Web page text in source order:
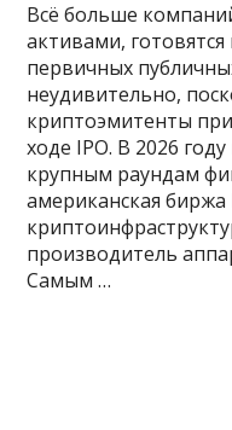
Всё больше
активами,
первичных
неудивительно,
криптоэмитенты
ходе IPO. В 2026
крупным раундам
американская биржа
производитель
Самым …